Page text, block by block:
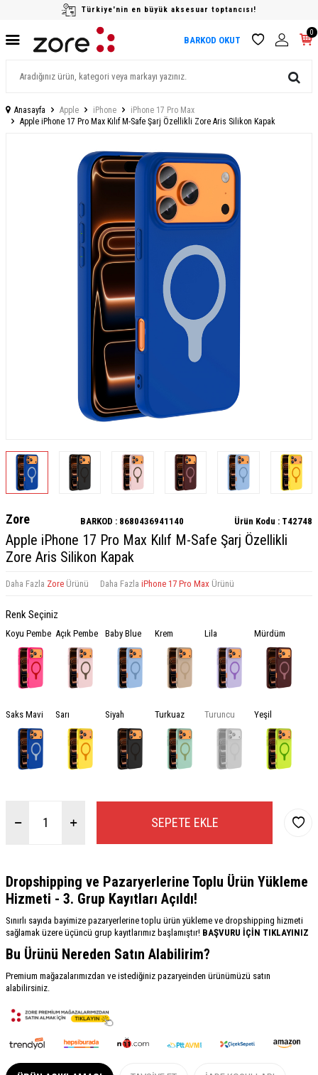
Türkiye'nin en büyük aksesuar toptancısı!
BARKOD OKUT
0
Anasayfa Apple iPhone
iPhone 17 Pro Max
Apple iPhone 17 Pro Max Kılıf M-Safe Şarj Özellikli Zore Aris Silikon Kapak
Zore BARKOD : 8680436941140 Ürün Kodu : T42748
Apple iPhone 17 Pro Max Kılıf M-Safe Şarj Özellikli
Zore Aris Silikon Kapak
Daha Fazla Zore Ürünü Daha Fazla iPhone 17 Pro Max Ürünü
Renk Seçiniz
Koyu Pembe Açık Pembe Baby Blue Krem Lila Mürdüm
Saks Mavi Sarı Siyah Turkuaz Turuncu Yeşil
SEPETE EKLE
Dropshipping ve Pazaryerlerine Toplu Ürün Yükleme
Hizmeti - 3. Grup Kayıtları Açıldı!
Sınırlı sayıda bayimize pazaryerlerine toplu ürün yükleme ve dropshipping hizmeti
sağlamak üzere üçüncü grup kayıtlarımız başlamıştır! BAŞVURU İÇİN TIKLAYINIZ
Bu Ürünü Nereden Satın Alabilirim?
Premium mağazalarımızdan ve istediğiniz pazaryeinden ürünümüzü satın
alabilirsiniz.